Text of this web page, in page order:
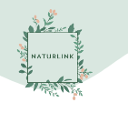
Saltar
para
conteúdo